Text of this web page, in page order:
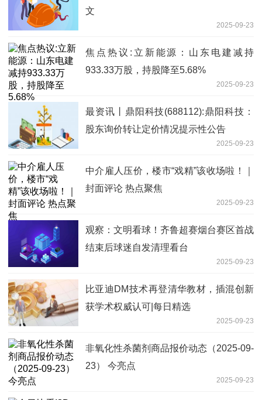
文
2025-09-23
焦点热议:立新能源：山东电建减持
933.33万股，持股降至5.68%
2025-09-23
最资讯丨鼎阳科技(688112):鼎阳科技：
股东询价转让定价情况提示性公告
2025-09-23
中介雇人压价，楼市“戏精”该收场啦！｜
封面评论 热点聚焦
2025-09-23
观察：文明看球！齐鲁超赛烟台赛区首战
结束后球迷自发清理看台
2025-09-23
比亚迪DM技术再登清华教材，插混创新
获学术权威认可|每日精选
2025-09-23
非氧化性杀菌剂商品报价动态（2025-09-
23） 今亮点
2025-09-23